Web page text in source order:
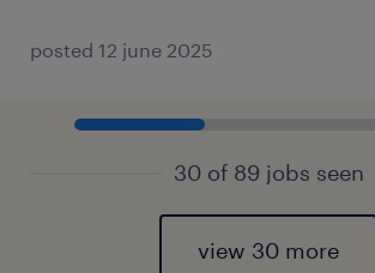
posted 12 june 2025
30 of 89 jobs seen
view 30 more